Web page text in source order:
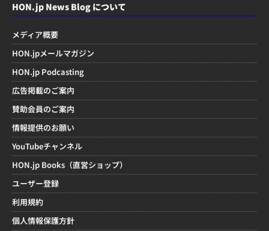
HON.jp News Blog について
メディア概要
HON.jpメールマガジン
HON.jp Podcasting
広告掲載のご案内
賛助会員のご案内
情報提供のお願い
YouTubeチャンネル
HON.jp Books（直営ショップ）
ユーザー登録
利用規約
個人情報保護方針